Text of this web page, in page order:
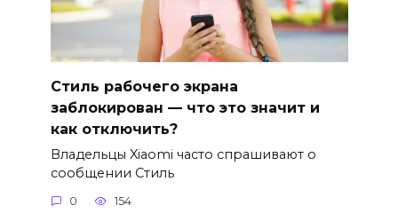
Стиль рабочего экрана
заблокирован — что это значит и
как отключить?
Владельцы Xiaomi часто спрашивают о
сообщении Стиль
0 154